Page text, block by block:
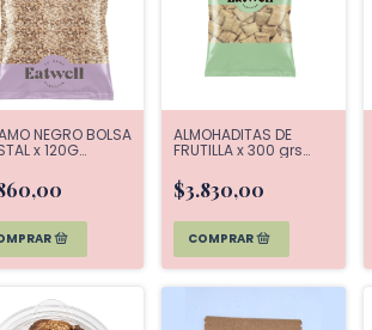
NEGRO BOLSA
x 120G
ALMOHADITAS DE
FRUTILLA x 300 grs
$3.830,00